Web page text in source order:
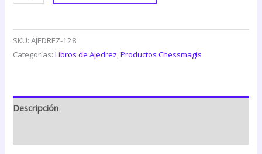
SKU:AJEDREZ-128
Categorías:Libros de Ajedrez,Productos Chessmagis
Descripción